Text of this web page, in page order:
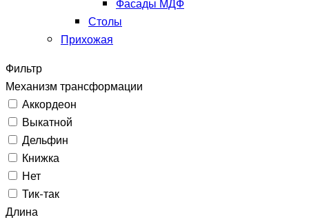
Фасады МДФ
Столы
Прихожая
Фильтр
Механизм трансформации
Аккордеон
Выкатной
Дельфин
Книжка
Нет
Тик-так
Длина